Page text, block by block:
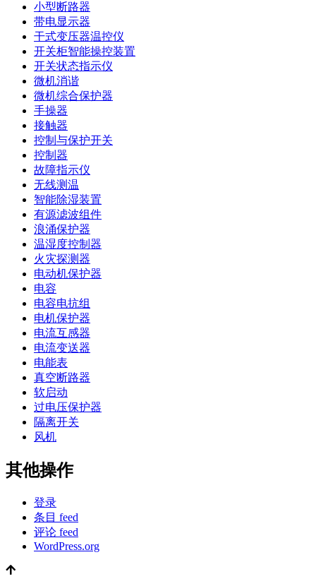
小型断路器
带电显示器
干式变压器温控仪
开关柜智能操控装置
开关状态指示仪
微机消谐
微机综合保护器
手操器
接触器
控制与保护开关
控制器
故障指示仪
无线测温
智能除湿装置
有源滤波组件
浪涌保护器
温湿度控制器
火灾探测器
电动机保护器
电容
电容电抗组
电机保护器
电流互感器
电流变送器
电能表
真空断路器
软启动
过电压保护器
隔离开关
风机
其他操作
登录
条目 feed
评论 feed
WordPress.org